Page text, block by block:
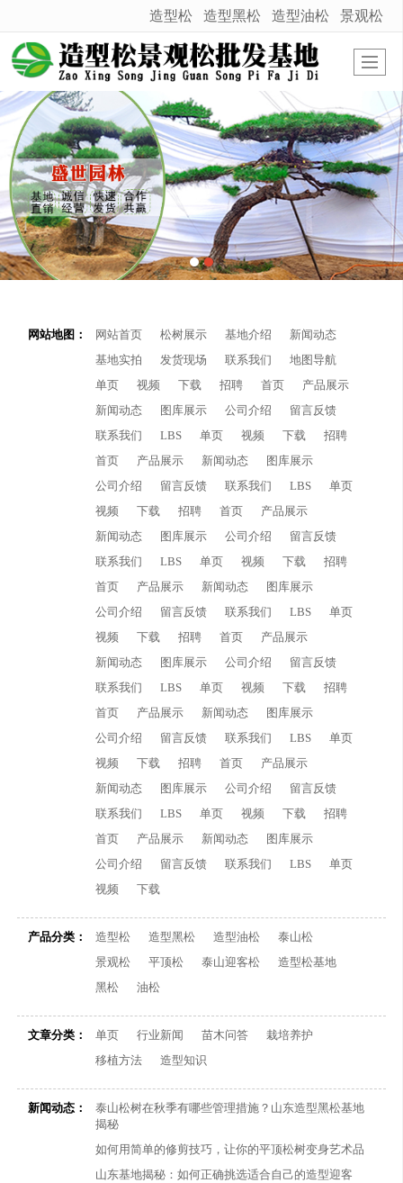
很遗憾，因您的浏览器版本过低导致无法获得最佳浏览体验，推荐下载安装谷歌浏览器！
造型松 造型黑松 造型油松 景观松
网站地图： 网站首页 松树展示 基地介绍
新闻动态
基地实拍
发货现场 联系我们
地图导航
单页
视频 下载 招聘 首页
产品展示
新闻动态
图库展示 公司介绍
留言反馈
联系我们
LBS 单页 视频 下载
招聘
首页
产品展示 新闻动态
图库展示
公司介绍
留言反馈 联系我们 LBS
单页
视频
下载 招聘 首页
产品展示
新闻动态
图库展示 公司介绍
留言反馈
联系我们
LBS 单页 视频 下载
招聘
首页
产品展示 新闻动态
图库展示
公司介绍
留言反馈 联系我们 LBS
单页
视频
下载 招聘 首页
产品展示
新闻动态
图库展示 公司介绍
留言反馈
联系我们
LBS 单页 视频 下载
招聘
首页
产品展示 新闻动态
图库展示
公司介绍
留言反馈 联系我们 LBS
单页
视频
下载 招聘 首页
产品展示
新闻动态
图库展示 公司介绍
留言反馈
联系我们
LBS 单页 视频 下载
招聘
首页
产品展示 新闻动态
图库展示
公司介绍
留言反馈 联系我们 LBS
单页
视频
下载
产品分类： 造型松 造型黑松 造型油松
泰山松
景观松
平顶松 泰山迎客松
造型松基地
黑松
油松
文章分类： 单页 行业新闻 苗木问答
栽培养护
移植方法
造型知识
新闻动态：
泰山松树在秋季有哪些管理措施？山东造型黑松基地
揭秘
如何用简单的修剪技巧，让你的平顶松树变身艺术品
山东基地揭秘：如何正确挑选适合自己的造型迎客